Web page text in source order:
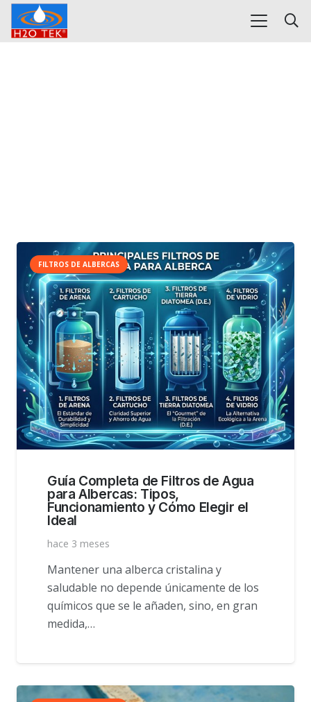
FILTROS DE ALBERCAS
Guía Completa de Filtros de Agua
para Albercas: Tipos,
Funcionamiento y Cómo Elegir el
Ideal
hace 3 meses
Mantener una alberca cristalina y
saludable no depende únicamente de los
químicos que se le añaden, sino, en gran
medida,…